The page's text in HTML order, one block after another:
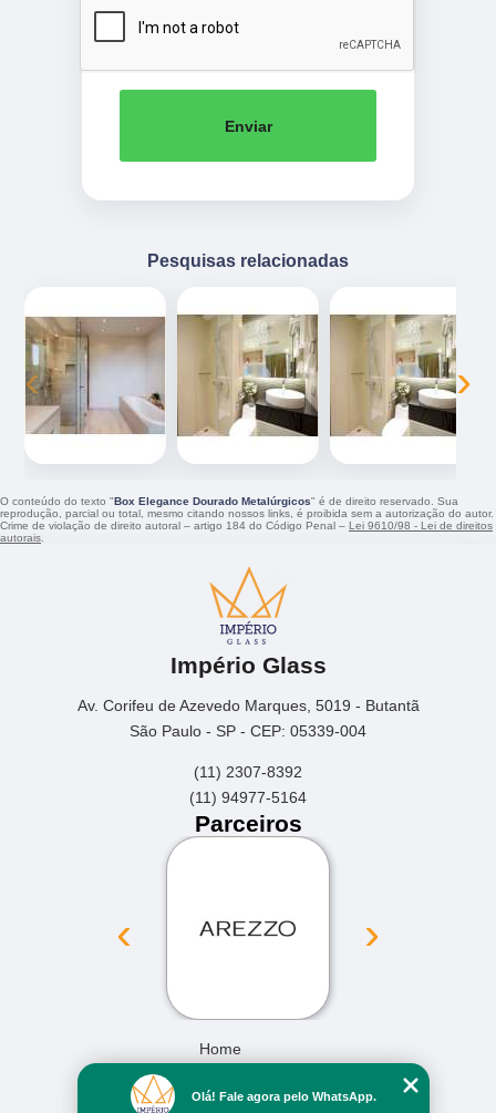
Enviar
Pesquisas relacionadas
‹ ›
O conteúdo do texto "Box Elegance Dourado Metalúrgicos" é de direito reservado. Sua
reprodução, parcial ou total, mesmo citando nossos links, é proibida sem a autorização do autor.
Crime de violação de direito autoral – artigo 184 do Código Penal – Lei 9610/98 - Lei de direitos
autorais
Império Glass
Av. Corifeu de Azevedo Marques, 5019 - Butantã
São Paulo - SP - CEP: 05339-004
(11) 2307-8392
(11) 94977-5164
Parceiros
‹ ›
Home
Missão
Olá! Fale agora pelo WhatsApp.